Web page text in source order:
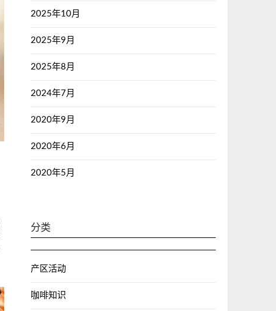
2025年10月
2025年9月
2025年8月
2024年7月
2020年9月
2020年6月
2020年5月
分类
产区活动
咖啡知识